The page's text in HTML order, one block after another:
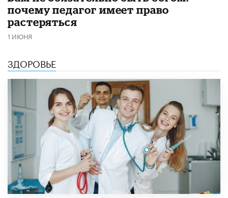
почему педагог имеет право
растеряться
1 ИЮНЯ
ЗДОРОВЬЕ